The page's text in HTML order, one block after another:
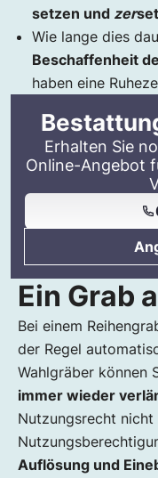
setzen und zer
Wie lange dies
Beschaffenheit
haben eine
Erhalten Sie
Online-Angebot
Ein Grab
Bei einem
der Regel
Wahlgräber können
immer wieder
Nutzungsrecht
Auflösung und